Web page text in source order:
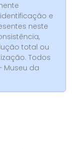
e
neste
total ou
Todos
Museu da